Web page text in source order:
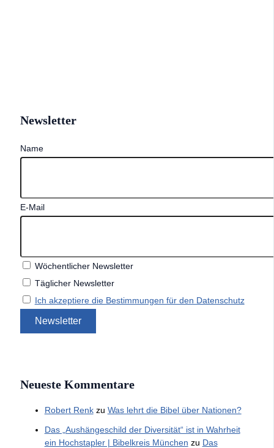
Newsletter
Name
E-Mail
Wöchentlicher Newsletter
Täglicher Newsletter
Ich akzeptiere die Bestimmungen für den Datenschutz
Neueste Kommentare
Robert Renkzu Was lehrt die Bibel über Nationen?
Das „Aushängeschild der Diversität“ ist in Wahrheit
ein Hochstapler | Bibelkreis München zu Das